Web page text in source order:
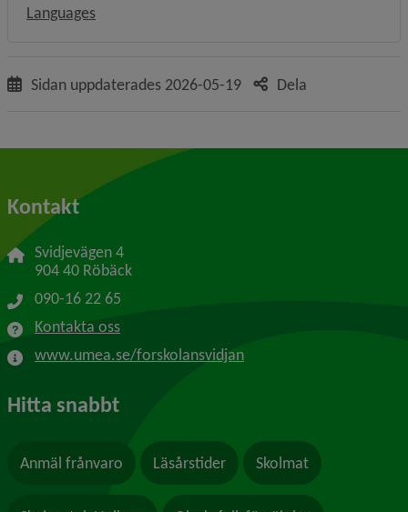
Languages
Sidan uppdaterades 2026-05-19 Dela
Kontakt
Svidjevägen 4
904 40 Röbäck
090-16 22 65
Kontakta oss
www.umea.se/forskolansvidjan
Hitta snabbt
Anmäl frånvaro Läsårstider Skolmat